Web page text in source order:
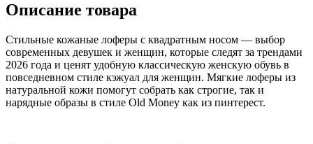
Описание товара
Стильные кожаные лоферы с квадратным носом — выбор
современных девушек и женщин, которые следят за трендами
2026 года и ценят удобную классическую женскую обувь в
повседневном стиле кэжуал для женщин. Мягкие лоферы из
натуральной кожи помогут собрать как строгие, так и
нарядные образы в стиле Old Мoney как из пинтерест.